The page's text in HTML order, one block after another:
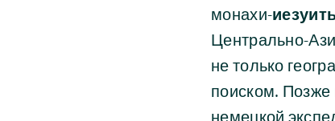
монахи-
Центрально-
не только
поиском.
немецкой